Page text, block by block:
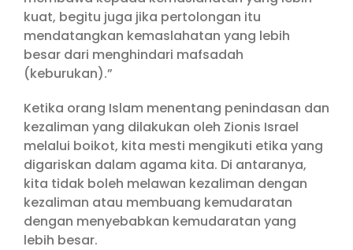
kuat, begitu juga jika pertolongan itu
mendatangkan kemaslahatan yang lebih
besar dari menghindari mafsadah
(keburukan).”
Ketika orang Islam menentang penindasan dan
kezaliman yang dilakukan oleh Zionis Israel
melalui boikot, kita mesti mengikuti etika yang
digariskan dalam agama kita. Di antaranya,
kita tidak boleh melawan kezaliman dengan
kezaliman atau membuang kemudaratan
dengan menyebabkan kemudaratan yang
lebih besar.